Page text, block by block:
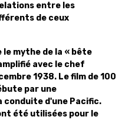
entre les
de ceux
le mythe de la « bête
avec le chef
1938. Le film de 100
par une
conduite d'une Pacific.
été utilisées pour le